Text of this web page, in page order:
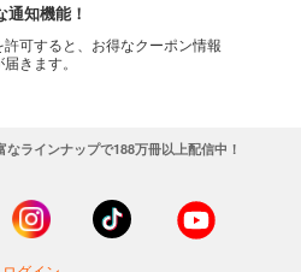
2024年1月号
試し読み
2023年12月号
通知機能！
許可すると、お得なクーポン情報
きます。
ラインナップで188万冊以上配信中！